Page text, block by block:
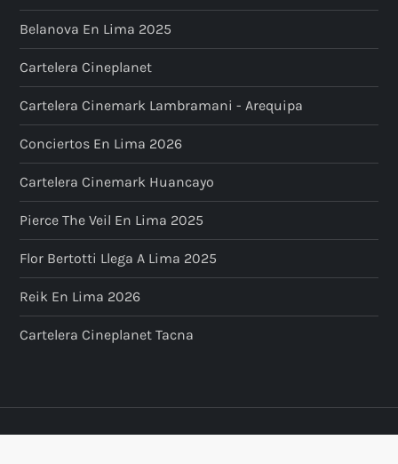
Belanova En Lima 2025
Cartelera Cineplanet
Cartelera Cinemark Lambramani - Arequipa
Conciertos En Lima 2026
Cartelera Cinemark Huancayo
Pierce The Veil En Lima 2025
Flor Bertotti Llega A Lima 2025
Reik En Lima 2026
Cartelera Cineplanet Tacna